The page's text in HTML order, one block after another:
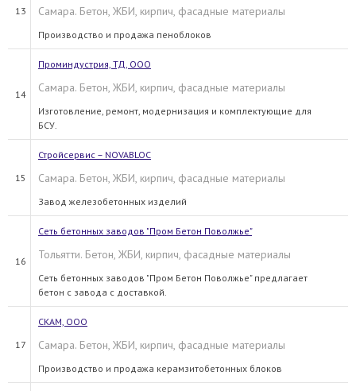
13 Самара. Бетон, ЖБИ, кирпич, фасадные материалы
Производство и продажа пеноблоков
14
Проминдустрия, ТД, ООО
Самара. Бетон, ЖБИ, кирпич, фасадные материалы
Изготовление, ремонт, модернизация и комплектующие для
БСУ.
15
Стройсервис – NOVABLOC
Самара. Бетон, ЖБИ, кирпич, фасадные материалы
Завод железобетонных изделий
16
Сеть бетонных заводов "Пром Бетон Поволжье"
Тольятти. Бетон, ЖБИ, кирпич, фасадные материалы
Сеть бетонных заводов "Пром Бетон Поволжье" предлагает
бетон с завода с доставкой.
17
СКАМ, ООО
Самара. Бетон, ЖБИ, кирпич, фасадные материалы
Производство и продажа керамзитобетонных блоков